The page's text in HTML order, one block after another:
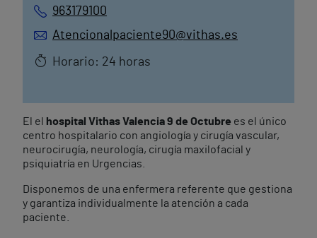
963179100
Atencionalpaciente90@vithas.es
Horario: 24 horas
El el hospital Vithas Valencia 9 de Octubre es el único
centro hospitalario con angiología y cirugía vascular,
neurocirugía, neurología, cirugía maxilofacial y
psiquiatría en Urgencias.
Disponemos de una enfermera referente que gestiona
y garantiza individualmente la atención a cada
paciente.